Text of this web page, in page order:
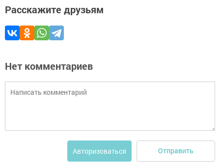
Расскажите друзьям
Нет комментариев
Авторизоваться Отправить